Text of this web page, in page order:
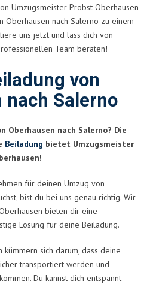
Umzugsmeister Probst Oberhausen
Oberhausen nach Salerno zu einem
uns jetzt und lass dich von
Team beraten!
von
nach Salerno
Oberhausen nach Salerno? Die
Beiladung bietet Umzugsmeister
für deinen Umzug von
bist du bei uns genau richtig. Wir
bieten dir eine
Lösung für deine Beiladung.
sich darum, dass deine
transportiert werden und
Du kannst dich entspannt